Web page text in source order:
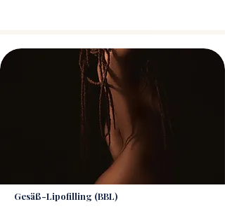
Gesäß-Lipofilling (BBL)